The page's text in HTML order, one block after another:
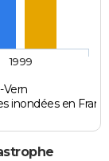
inondées en
1999